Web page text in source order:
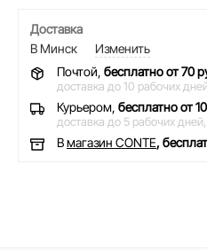
Доставка
В Минск
Изменить
Почтой, бесплатно от 70
доставка до 10 рабочих
Курьером, бесплатно от
доставка до 5 рабочих дней,
Вмагазин CONTE,